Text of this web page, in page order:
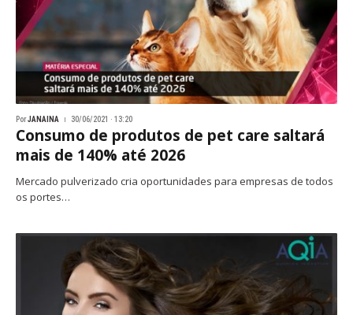
PorJANAINA 30/06/2021 · 13:20
Consumo de produtos de pet care saltará
mais de 140% até 2026
Mercado pulverizado cria oportunidades para empresas de todos
os portes…